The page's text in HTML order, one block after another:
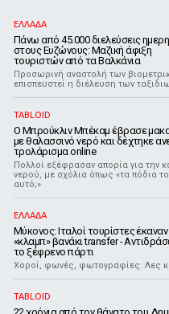
ΕΛΛΑΔΑ
Πάνω από 45.000 διελεύσεις
στους Ευζώνους: Μαζική άφιξη
τουριστών από τα Βαλκάνια
Προσωρινή αναστολή των
επισπευστεί η διέλευση των
TABLOID
Ο Μπρούκλιν Μπέκαμ έβρασε
με θαλασσινό νερό και δέχτηκε
τρολάρισμα online
Πολλοί εξέφρασαν απορία για την
νερού, με σχόλια όπως «τα πόδια
αυτό;»
ΕΛΛΑΔΑ
Μύκονος: Ιταλοί τουρίστες έκαναν
«κλαμπ» βανάκι transfer -
το ξέφρενο πάρτι
Χοροί, φωνές, φωτογραφίες: Λες
TABLOID